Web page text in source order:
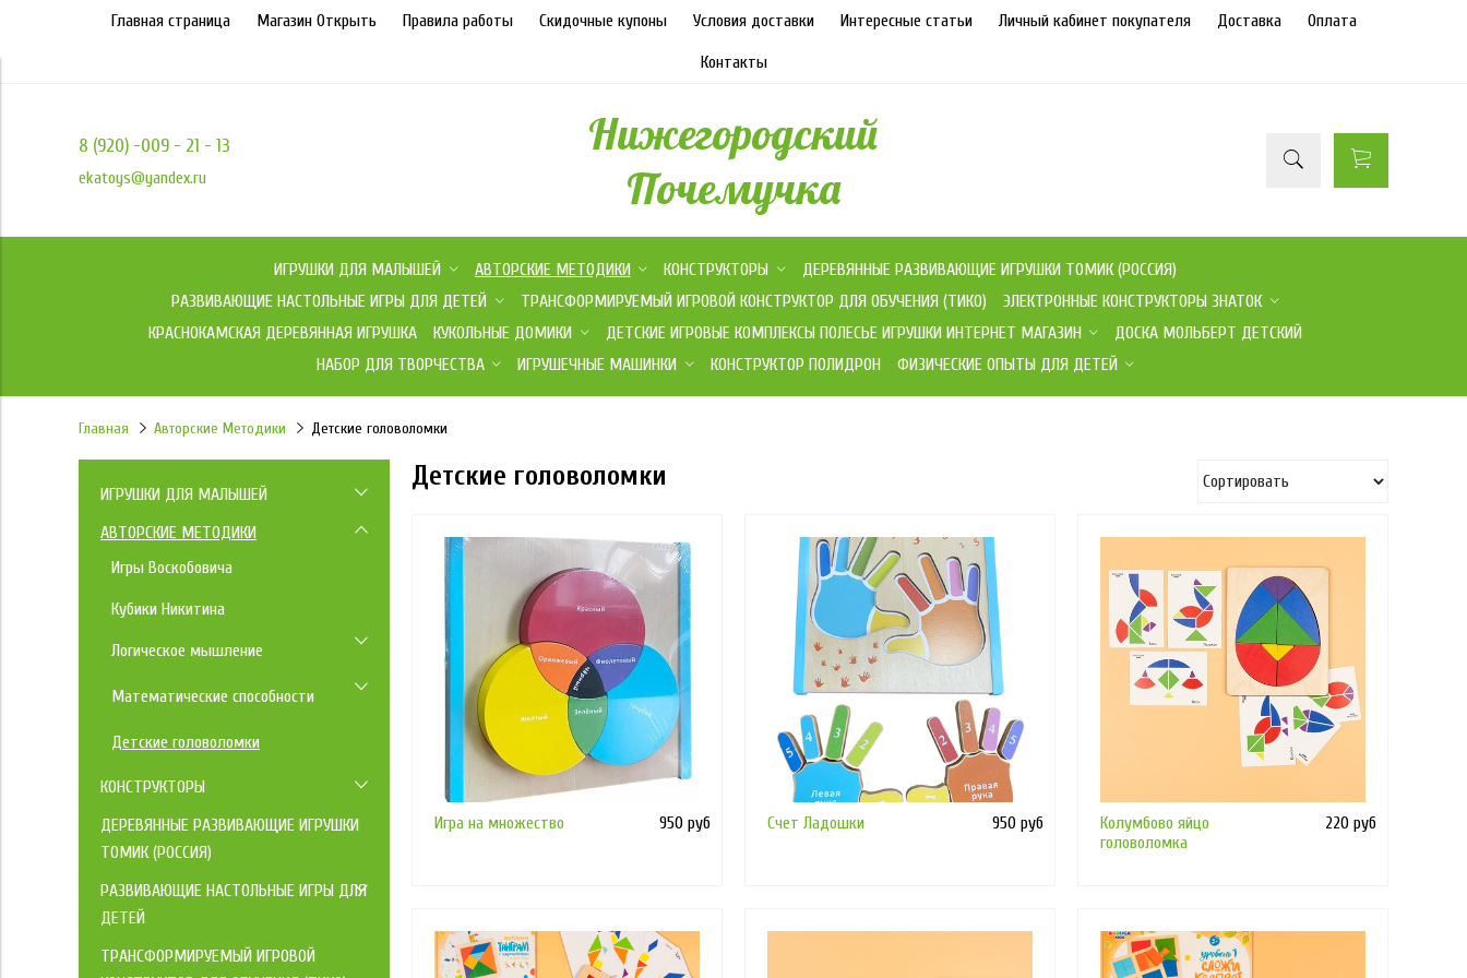
Главная страница Магазин Открыть Правила работы Скидочные купоны Условия доставки Интересные статьи Личный кабинет покупателя Доставка Оплата
Контакты
8 (920) -009 - 21 - 13
ekatoys@yandex.ru
Нижегородский
Почемучка
ИГРУШКИ ДЛЯ МАЛЫШЕЙ АВТОРСКИЕ МЕТОДИКИ КОНСТРУКТОРЫ
ДЕРЕВЯННЫЕ РАЗВИВАЮЩИЕ ИГРУШКИ ТОМИК (РОССИЯ)
РАЗВИВАЮЩИЕ НАСТОЛЬНЫЕ ИГРЫ ДЛЯ ДЕТЕЙ
ТРАНСФОРМИРУЕМЫЙ ИГРОВОЙ КОНСТРУКТОР ДЛЯ ОБУЧЕНИЯ (ТИКО)
ЭЛЕКТРОННЫЕ КОНСТРУКТОРЫ ЗНАТОК
КРАСНОКАМСКАЯ ДЕРЕВЯННАЯ ИГРУШКА
КУКОЛЬНЫЕ ДОМИКИ ДЕТСКИЕ ИГРОВЫЕ КОМПЛЕКСЫ ПОЛЕСЬЕ ИГРУШКИ ИНТЕРНЕТ МАГАЗИН
ДОСКА МОЛЬБЕРТ ДЕТСКИЙ
НАБОР ДЛЯ ТВОРЧЕСТВА
ИГРУШЕЧНЫЕ МАШИНКИ КОНСТРУКТОР ПОЛИДРОН ФИЗИЧЕСКИЕ ОПЫТЫ ДЛЯ ДЕТЕЙ
Главная Авторские Методики Детские головоломки
ИГРУШКИ ДЛЯ МАЛЫШЕЙ
Кубики
Логические игры
Лото детское
Пирамидка
Разрезные картинки
Сказки, сюжетные игры
Учимся считать
Учимся читать
АВТОРСКИЕ МЕТОДИКИ
Игры Воскобовича
Кубики Никитина
Логическое мышление
Для малышей
Математические способности
Для Малышей
От 3 лет и старше
Детские головоломки
КОНСТРУКТОРЫ
Конструкторы с деревянными
блоками
Конструкторы из брусочков (Пелси)
Конструкторы напольные
Конструкторы Wedgits
ДЕРЕВЯННЫЕ РАЗВИВАЮЩИЕ ИГРУШКИ
ТОМИК (РОССИЯ)
РАЗВИВАЮЩИЕ НАСТОЛЬНЫЕ ИГРЫ ДЛЯ
ДЕТЕЙ
Настольный Бильярд
ТРАНСФОРМИРУЕМЫЙ ИГРОВОЙ
Детские головоломки
Игра на множество 950 руб Счет Ладошки 950 руб
Колумбово яйцо
головоломка
220 руб